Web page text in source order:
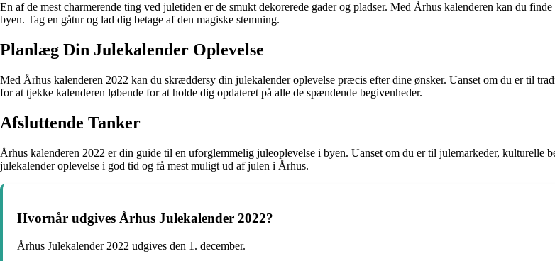
En af de mest charmerende ting ved juletiden er de smukt dekorerede gader og pladser. Med Århus kalenderen kan du
byen. Tag en gåtur og lad dig betage af den magiske stemning.
Planlæg Din Julekalender Oplevelse
Med Århus kalenderen 2022 kan du skræddersy din julekalender oplevelse præcis efter dine ønsker. Uanset om du er til
for at tjekke kalenderen løbende for at holde dig opdateret på alle de spændende begivenheder.
Afsluttende Tanker
Århus kalenderen 2022 er din guide til en uforglemmelig juleoplevelse i byen. Uanset om du er til julemarkeder, kulturelle
julekalender oplevelse i god tid og få mest muligt ud af julen i Århus.
Hvornår udgives Århus Julekalender 2022?
Århus Julekalender 2022 udgives den 1. december.